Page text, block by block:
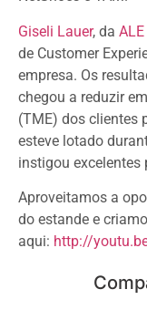
Giseli Lauer, da
de Customer
empresa. Os
chegou a reduzir
(TME) dos clientes
esteve lotado
instigou excelentes
Aproveitamos a
do estande e
aqui: http://